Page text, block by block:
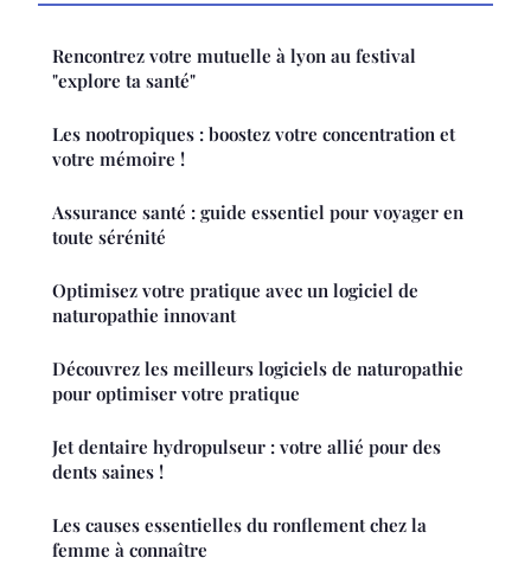
Rencontrez votre mutuelle à lyon au festival
"explore ta santé"
Les nootropiques : boostez votre concentration et
votre mémoire !
Assurance santé : guide essentiel pour voyager en
toute sérénité
Optimisez votre pratique avec un logiciel de
naturopathie innovant
Découvrez les meilleurs logiciels de naturopathie
pour optimiser votre pratique
Jet dentaire hydropulseur : votre allié pour des
dents saines !
Les causes essentielles du ronflement chez la
femme à connaître